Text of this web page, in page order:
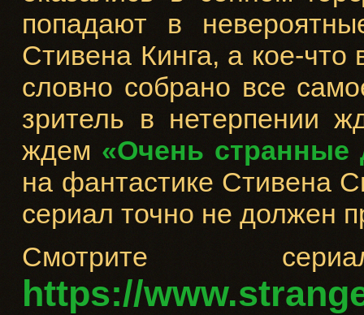
попадают в
Стивена Кинга, а кое-что
словно собрано все
зритель в нетерпении
ждем «Очень странные
на фантастике Стивена
сериал точно не должен
Смотрите
https://